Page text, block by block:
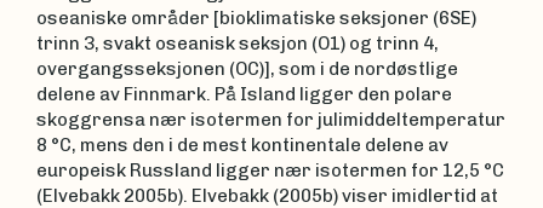
oseaniske områder [bioklimatiske seksjoner (6SE)
trinn 3, svakt oseanisk seksjon (O1) og trinn 4,
overgangsseksjonen (OC)], som i de nordøstlige
delene av Finnmark. På Island ligger den polare
skoggrensa nær isotermen for julimiddeltemperatur
8 °C, mens den i de mest kontinentale delene av
europeisk Russland ligger nær isotermen for 12,5 °C
(Elvebakk 2005b). Elvebakk (2005b) viser imidlertid at